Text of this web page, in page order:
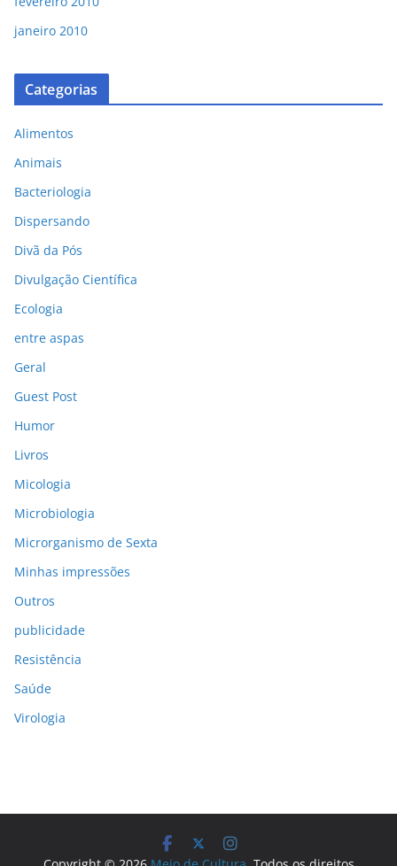
janeiro 2010
Categorias
Alimentos
Animais
Bacteriologia
Dispersando
Divã da Pós
Divulgação Científica
Ecologia
entre aspas
Geral
Guest Post
Humor
Livros
Micologia
Microbiologia
Microrganismo de Sexta
Minhas impressões
Outros
publicidade
Resistência
Saúde
Virologia